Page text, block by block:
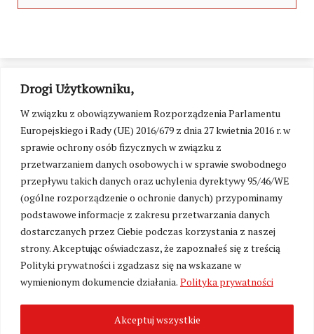
Drogi Użytkowniku,
W związku z obowiązywaniem Rozporządzenia Parlamentu
Europejskiego i Rady (UE) 2016/679 z dnia 27 kwietnia 2016 r. w
sprawie ochrony osób fizycznych w związku z
przetwarzaniem danych osobowych i w sprawie swobodnego
przepływu takich danych oraz uchylenia dyrektywy 95/46/WE
(ogólne rozporządzenie o ochronie danych) przypominamy
podstawowe informacje z zakresu przetwarzania danych
dostarczanych przez Ciebie podczas korzystania z naszej
strony. Akceptując oświadczasz, że zapoznałeś się z treścią
Polityki prywatności i zgadzasz się na wskazane w
wymienionym dokumencie działania. Polityka prywatności
Akceptuj wszystkie
Zmień ustawienia cookies
2026. Wszelkie Prawa Zastrzeżone.